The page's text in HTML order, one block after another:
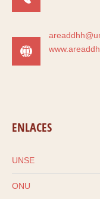
ENLACES
UNSE
ONU